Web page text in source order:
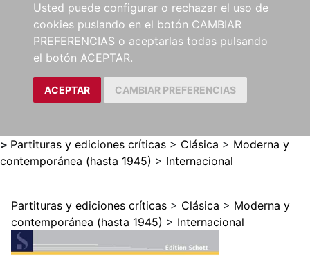
Usted puede configurar o rechazar el uso de
cookies puslando en el botón CAMBIAR
PREFERENCIAS o aceptarlas todas pulsando
el botón ACEPTAR.
ACEPTAR CAMBIAR PREFERENCIAS
> Partituras y ediciones críticas > Clásica > Moderna y
contemporánea (hasta 1945) > Internacional
Partituras y ediciones críticas > Clásica > Moderna y
contemporánea (hasta 1945) > Internacional